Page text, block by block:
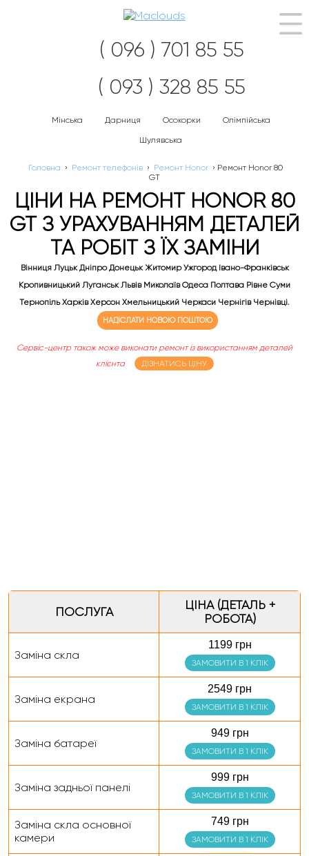
( 096 ) 701 85 55
( 093 ) 328 85 55
Мінська Дарниця Осокорки Олімпійська
Шулявська
Головна › Ремонт телефонів › Ремонт Honor › Ремонт Honor 80
GT
ЦІНИ НА РЕМОНТ HONOR 80
GT З УРАХУВАННЯМ ДЕТАЛЕЙ
ТА РОБІТ З ЇХ ЗАМІНИ
Вінниця Луцьк Дніпро Донецьк Житомир Ужгород Івано-Франківськ
Кропивницький Луганськ Львів Миколаїв Одеса Полтава Рівне Суми
Тернопіль Харків Херсон Хмельницький Черкаси Чернігів Чернівці.
НАДІСЛАТИ НОВОЮ ПОШТОЮ
Сервіс-центр також може виконати ремонт із використанням деталей
клієнта
ДІЗНАТИСЬ ЦІНУ
ПОСЛУГА
ЦІНА (ДЕТАЛЬ +
РОБОТА)
Заміна скла
1199 грн
ЗАМОВИТИ В 1 КЛІК
Заміна екрана
2549 грн
ЗАМОВИТИ В 1 КЛІК
Заміна батареї
949 грн
ЗАМОВИТИ В 1 КЛІК
Заміна задньої панелі
999 грн
ЗАМОВИТИ В 1 КЛІК
Заміна скла основної
камери
749 грн
ЗАМОВИТИ В 1 КЛІК